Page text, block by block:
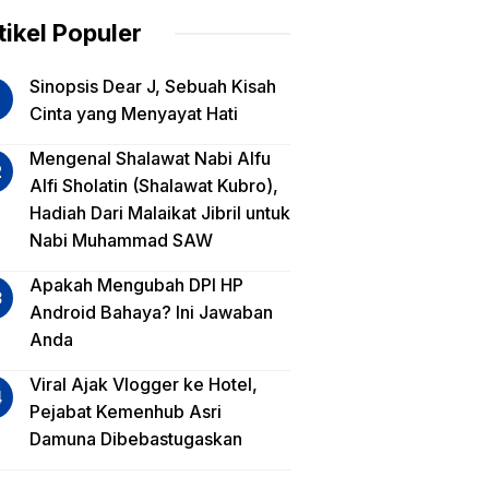
Populer
Sinopsis Dear J, Sebuah Kisah
Cinta yang Menyayat Hati
Mengenal Shalawat Nabi Alfu
Alfi Sholatin (Shalawat Kubro),
Hadiah Dari Malaikat Jibril untuk
Nabi Muhammad SAW
Apakah Mengubah DPI HP
Android Bahaya? Ini Jawaban
Anda
Viral Ajak Vlogger ke Hotel,
Pejabat Kemenhub Asri
Damuna Dibebastugaskan